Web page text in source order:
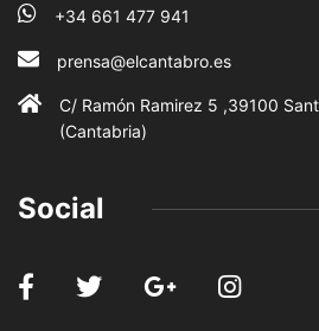
+34 661 477 941
prensa@elcantabro.es
C/ Ramón Ramirez 5 ,39100
(Cantabria)
Social